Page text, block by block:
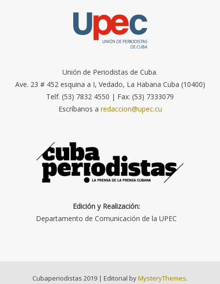
Unión de Periodistas de Cuba.
Ave. 23 # 452 esquina a I, Vedado, La Habana Cuba (10400)
Telf. (53) 7832 4550 | Fax: (53) 7333079
Escríbanos a redaccion@upec.cu
Edición y Realización:
Departamento de Comunicación de la UPEC
Cubaperiodistas 2019 | Editorial byMysteryThemes.